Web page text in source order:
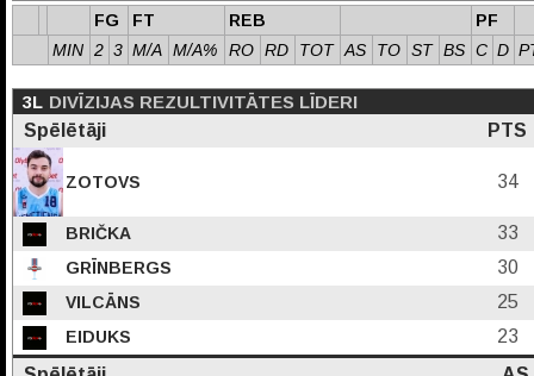
FG
FT REB
PF
MIN 2 3 M/A M/A% RO RD TOT AS TO ST BS C D
3L DIVĪZIJAS REZULTIVITĀTES LĪDERI
Spēlētāji
PTS
ZOTOVS 34
BRIČKA 33
GRĪNBERGS 30
VILCĀNS 25
EIDUKS
23